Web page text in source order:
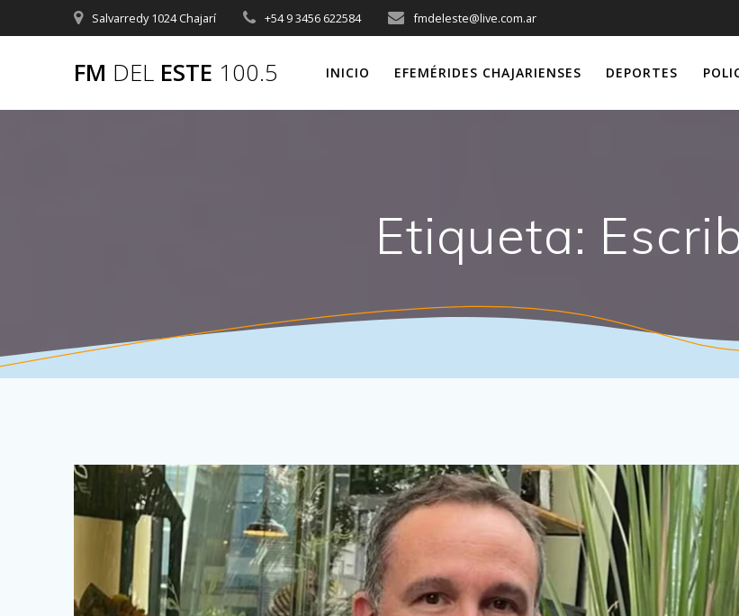
al
Salvarredy 1024 Chajarí +54 9 3456 622584 fmdeleste@live.com.ar
FM DEL ESTE 100.5 INICIO EFEMÉRIDES CHAJARIENSES DEPORTES
Etiqueta: